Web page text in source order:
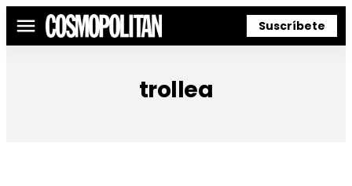
Menú Suscríbete
trollea